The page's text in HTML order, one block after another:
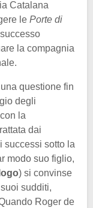
Catalana
le Porte di
la compagnia
questione fin
degli
la
dai
successi sotto la
modo suo figlio,
) si convinse
sudditi,
Roger de